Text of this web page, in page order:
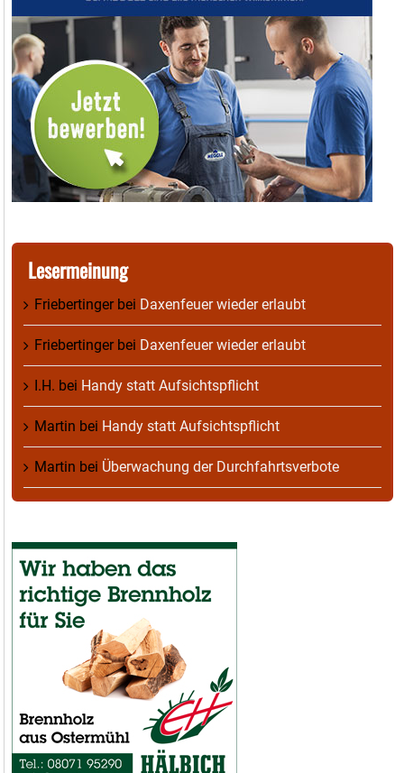
Lesermeinung
Friebertingerbei Daxenfeuer wieder erlaubt
Friebertingerbei Daxenfeuer wieder erlaubt
I.H. bei Handy statt Aufsichtspflicht
Martin bei Handy statt Aufsichtspflicht
Martin bei Überwachung der Durchfahrtsverbote